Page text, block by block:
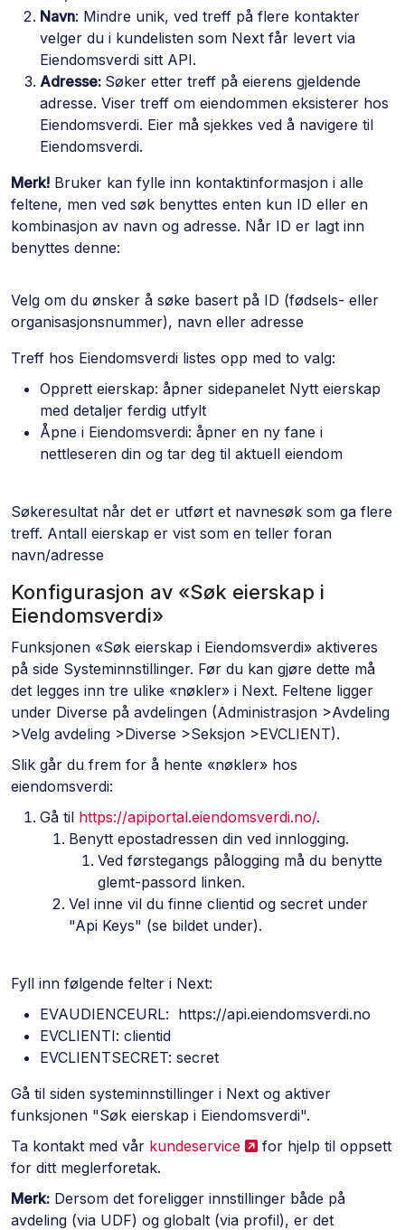
Navn: Mindre unik, ved treff på flere kontakter
velger du i kundelisten som Next får levert via
Eiendomsverdi sitt API.
Adresse: Søker etter treff på eierens gjeldende
adresse. Viser treff om eiendommen eksisterer hos
Eiendomsverdi. Eier må sjekkes ved å navigere til
Eiendomsverdi.
Merk! Bruker kan fylle inn kontaktinformasjon i alle
feltene, men ved søk benyttes enten kun ID eller en
kombinasjon av navn og adresse. Når ID er lagt inn
benyttes denne:
Velg om du ønsker å søke basert på ID (fødsels- eller
organisasjonsnummer), navn eller adresse
Treff hos Eiendomsverdi listes opp med to valg:
Opprett eierskap: åpner sidepanelet Nytt eierskap
med detaljer ferdig utfylt
Åpne i Eiendomsverdi: åpner en ny fane i
nettleseren din og tar deg til aktuell eiendom
Søkeresultat når det er utført et navnesøk som ga flere
treff. Antall eierskap er vist som en teller foran
navn/adresse
Konfigurasjon av «Søk eierskap i
Eiendomsverdi»
Funksjonen «Søk eierskap i Eiendomsverdi» aktiveres
på side Systeminnstillinger. Før du kan gjøre dette må
det legges inn tre ulike «nøkler» i Next. Feltene ligger
under Diverse på avdelingen (Administrasjon >Avdeling
>Velg avdeling >Diverse >Seksjon >EVCLIENT).
Slik går du frem for å hente «nøkler» hos
eiendomsverdi:
Gå til https://apiportal.eiendomsverdi.no/.
Benytt epostadressen din ved innlogging.
Ved førstegangs pålogging må du benytte
glemt-passord linken.
Vel inne vil du finne clientid og secret under
"Api Keys" (se bildet under).
Fyll inn følgende felter i Next:
EVAUDIENCEURL: https://api.eiendomsverdi.no
EVCLIENTI: clientid
EVCLIENTSECRET: secret
Gå til siden systeminnstillinger i Next og aktiver
funksjonen "Søk eierskap i Eiendomsverdi".
Ta kontakt med vår kundeservice
for hjelp til oppsett
for ditt meglerforetak.
Merk: Dersom det foreligger innstillinger både på
avdeling (via UDF) og globalt (via profil), er det